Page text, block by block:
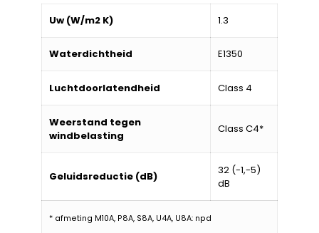
Uw (W/m2 K) 1.3
Waterdichtheid E1350
Luchtdoorlatendheid Class 4
Weerstand tegen
windbelasting
Class C4*
Geluidsreductie (dB)
32 (-1,-5)
dB
* afmeting M10A, P8A, S8A, U4A, U8A: npd